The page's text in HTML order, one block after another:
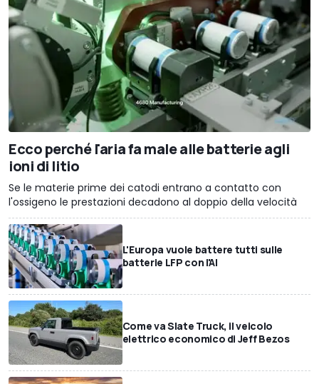
Ecco perché l'aria fa male alle batterie agli
ioni di litio
Se le materie prime dei catodi entrano a contatto con
l'ossigeno le prestazioni decadono al doppio della velocità
L'Europa vuole battere tutti sulle
batterie LFP con l'AI
Come va Slate Truck, il veicolo
elettrico economico di Jeff Bezos